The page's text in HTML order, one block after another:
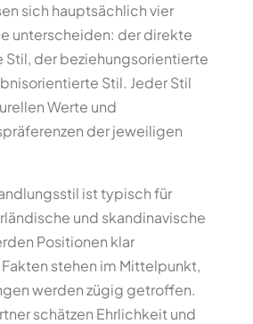
sich hauptsächlich vier
unterscheiden: der direkte
Stil, der beziehungsorientierte
Stil. Jeder Stil
Werte und
der jeweiligen
ist typisch für
und skandinavische
Positionen klar
stehen im Mittelpunkt,
werden zügig getroffen.
schätzen Ehrlichkeit und